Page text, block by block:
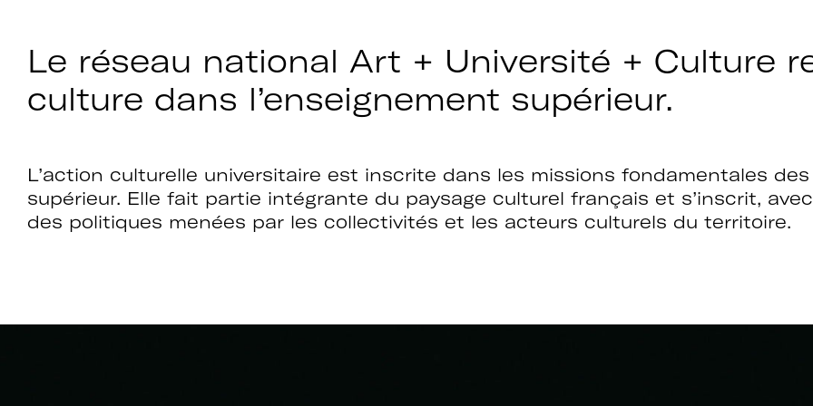
Téléchargez le bulletin
d'adhésion
culturelle
Faire partie
d’autres
progresser
Le réseau national Art + Université + Culture
culture dans l’enseignement supérieur.
L’action culturelle universitaire est inscrite dans les missions fondamentales
supérieur. Elle fait partie intégrante du paysage culturel français et s’inscrit,
des politiques menées par les collectivités et les acteurs culturels du territoire.